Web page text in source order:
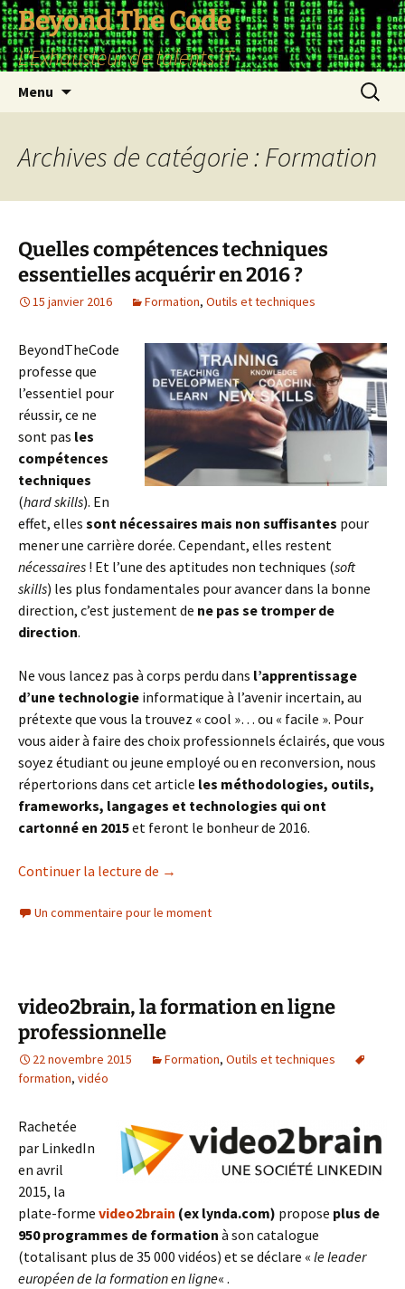
Aller
au
contenu
Beyond The Code
L'Exhausteur de talents IT
Menu
Archives de catégorie : Formation
Quelles compétences techniques
essentielles acquérir en 2016 ?
15 janvier 2016 Formation, Outils et techniques
BeyondTheCode
professe que
l’essentiel pour
réussir, ce ne
sont pas les
compétences
techniques
(hard skills). En
effet, elles sont nécessaires mais non suffisantes pour
mener une carrière dorée. Cependant, elles restent
nécessaires ! Et l’une des aptitudes non techniques (soft
skills) les plus fondamentales pour avancer dans la bonne
direction, c’est justement de ne pas se tromper de
direction.
Ne vous lancez pas à corps perdu dans l’apprentissage
d’une technologie informatique à l’avenir incertain, au
prétexte que vous la trouvez « cool »… ou « facile ». Pour
vous aider à faire des choix professionnels éclairés, que vous
soyez étudiant ou jeune employé ou en reconversion, nous
répertorions dans cet article les méthodologies, outils,
frameworks, langages et technologies qui ont
cartonné en 2015et feront le bonheur de 2016.
Continuer la lecture de Quelles compétences techniques
→
Un commentaire pour le moment
video2brain, la formation en ligne
professionnelle
22 novembre 2015 Formation, Outils et techniques
formation, vidéo
Rachetée
par LinkedIn
en avril
2015, la
plate-forme video2brain (ex lynda.com) propose plus de
950 programmes de formation à son catalogue
(totalisant plus de 35 000 vidéos) et se déclare « le leader
européen de la formation en ligne« .